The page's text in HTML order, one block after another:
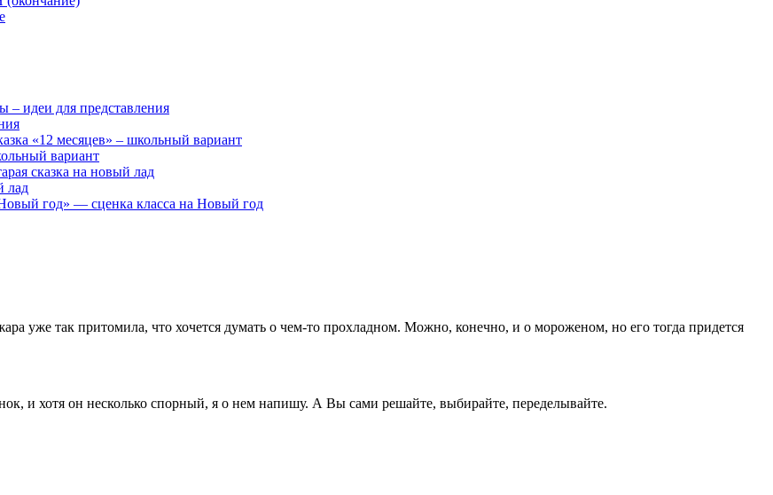
– идеи для представления
«12 месяцев» – школьный вариант
вариант
сказка на новый лад
лад
год» — сценка класса на Новый год
уже так притомила, что хочется думать о чем-то прохладном. Можно, конечно, и о мороженом, но его тогда придется
и хотя он несколько спорный, я о нем напишу. А Вы сами решайте, выбирайте, переделывайте.